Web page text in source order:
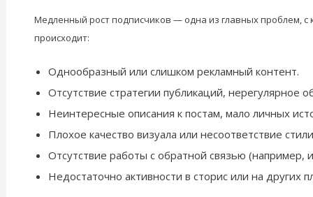
Медленный рост подписчиков — одна из главных проблем,
происходит:
Однообразный или слишком рекламный контент.
Отсутствие стратегии публикаций, нерегулярное
Неинтересные описания к постам, мало личных
Плохое качество визуала или несоответствие
Отсутствие работы с обратной связью (например,
Недостаточно активности в сторис или на других